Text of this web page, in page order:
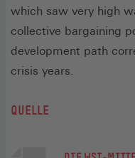
which saw very high
collective bargaining
development path
crisis years.
QUELLE